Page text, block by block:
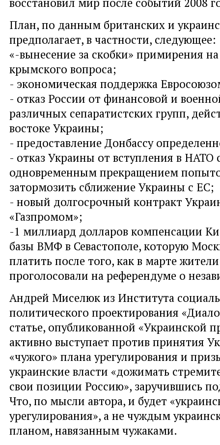
План, по данным британских и
предполагает, в частности, следующее:
«-вынесение за скобки» примирения
крымского вопроса;
- экономическая поддержка
- отказ России от финансовой и
различных сепаратистских групп,
востоке Украины;
- предоставление Донбассу
- отказ Украины от вступления в НАТО
одновременным прекращением
затормозить сближение Украины с ЕС;
- новый долгосрочный контракт
«Газпромом»;
-1 миллиард долларов компенсации
базы ВМФ в Севастополе, которую
платить после того, как в марте
проголосовали на референдуме о
Андрей Миселюк из Института
политического проектирования
статье, опубликованной «Украинской
активно выступает против принятия
«чужого» плана урегулирования и
украинские власти «дожимать
свои позиции Россию», заручившись
Что, по мысли автора, и будет
урегулирования», а не чуждым
планом, навязанным чужаками.